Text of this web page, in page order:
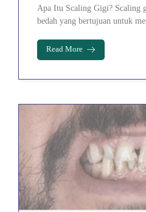
Apa Itu Scaling Gigi? Scaling
bedah yang bertujuan untuk
Read More